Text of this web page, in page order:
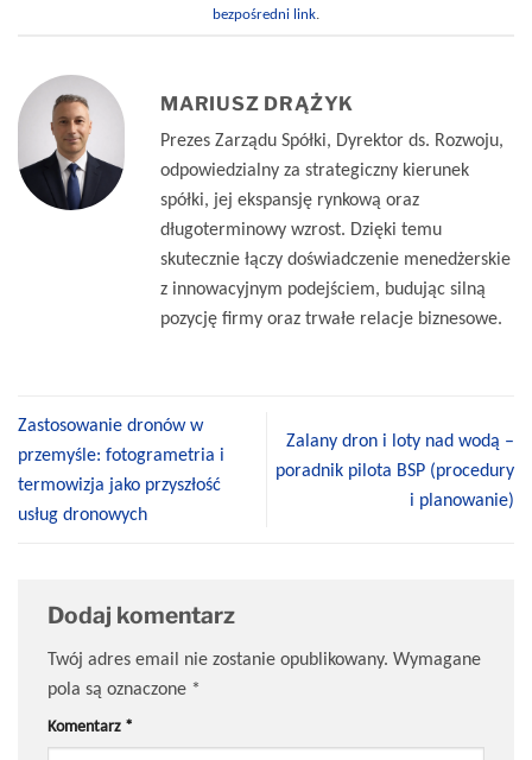
bezpośredni link
MARIUSZ DRĄŻYK
Prezes Zarządu Spółki, Dyrektor ds. Rozwoju,
odpowiedzialny za strategiczny kierunek
spółki, jej ekspansję rynkową oraz
długoterminowy wzrost. Dzięki temu
skutecznie łączy doświadczenie menedżerskie
z innowacyjnym podejściem, budując silną
pozycję firmy oraz trwałe relacje biznesowe.
Zastosowanie dronów w
przemyśle: fotogrametria i
termowizja jako przyszłość
usług dronowych
Zalany dron i loty nad wodą –
poradnik pilota BSP (procedury
i planowanie)
Dodaj komentarz
Twój adres email nie zostanie opublikowany. Wymagane
pola są oznaczone *
Komentarz *